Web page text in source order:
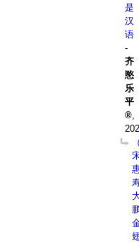
是
汉
语
-
齐
愍
乐
平